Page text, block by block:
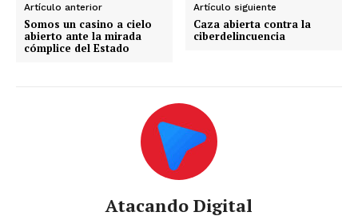
Artículo anterior
Somos un casino a cielo
abierto ante la mirada
cómplice del Estado
Artículo siguiente
Caza abierta contra la
ciberdelincuencia
Atacando Digital